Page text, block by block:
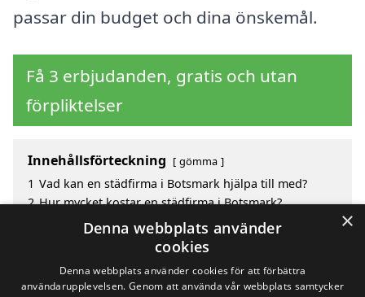
passar din budget och dina önskemål.
Få 3 erbjudanden, gratis och utan
förpliktelser
Innehållsförteckning gömma
1 Vad kan en städfirma i Botsmark hjälpa till med?
2 Hur mycket kostar en städfirma i Botsmark?
Fördelar med att välja städfirma i Botsmark
Sök efter ett skickligt städfirma i de omgivande
×
Denna webbplats använder
cookies
Denna webbplats använder cookies för att förbättra
användarupplevelsen. Genom att använda vår webbplats samtycker